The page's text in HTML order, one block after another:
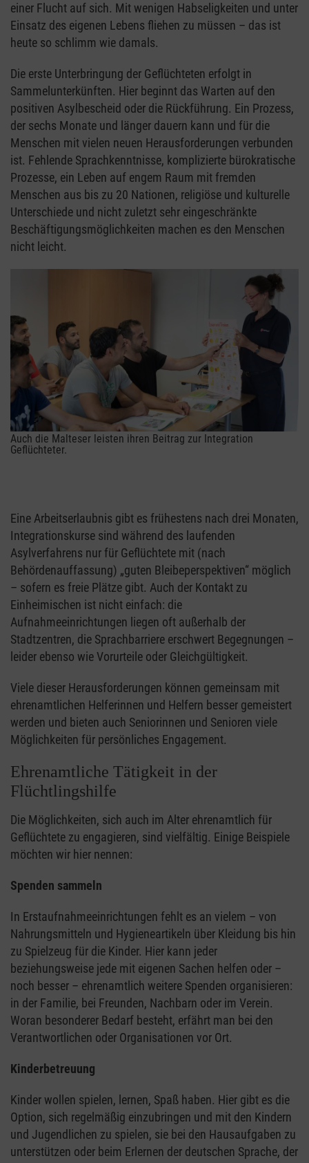
einer Flucht auf sich. Mit wenigen Habseligkeiten und unter
Einsatz des eigenen Lebens fliehen zu müssen – das ist
heute so schlimm wie damals.
Die erste Unterbringung der Geflüchteten erfolgt in
Sammelunterkünften. Hier beginnt das Warten auf den
positiven Asylbescheid oder die Rückführung. Ein Prozess,
der sechs Monate und länger dauern kann und für die
Menschen mit vielen neuen Herausforderungen verbunden
ist. Fehlende Sprachkenntnisse, komplizierte bürokratische
Prozesse, ein Leben auf engem Raum mit fremden
Menschen aus bis zu 20 Nationen, religiöse und kulturelle
Unterschiede und nicht zuletzt sehr eingeschränkte
Beschäftigungsmöglichkeiten machen es den Menschen
nicht leicht.
Auch die Malteser leisten ihren Beitrag zur Integration
Geflüchteter.
Eine Arbeitserlaubnis gibt es frühestens nach drei Monaten,
Integrationskurse sind während des laufenden
Asylverfahrens nur für Geflüchtete mit (nach
Behördenauffassung) „guten Bleibeperspektiven“ möglich
– sofern es freie Plätze gibt. Auch der Kontakt zu
Einheimischen ist nicht einfach: die
Aufnahmeeinrichtungen liegen oft außerhalb der
Stadtzentren, die Sprachbarriere erschwert Begegnungen –
leider ebenso wie Vorurteile oder Gleichgültigkeit.
Viele dieser Herausforderungen können gemeinsam mit
ehrenamtlichen Helferinnen und Helfern besser gemeistert
werden und bieten auch Seniorinnen und Senioren viele
Möglichkeiten für persönliches Engagement.
Ehrenamtliche Tätigkeit in der
Flüchtlingshilfe
Die Möglichkeiten, sich auch im Alter ehrenamtlich für
Geflüchtete zu engagieren, sind vielfältig. Einige Beispiele
möchten wir hier nennen:
Spenden sammeln
In Erstaufnahmeeinrichtungen fehlt es an vielem – von
Nahrungsmitteln und Hygieneartikeln über Kleidung bis hin
zu Spielzeug für die Kinder. Hier kann jeder
beziehungsweise jede mit eigenen Sachen helfen oder –
noch besser – ehrenamtlich weitere Spenden organisieren:
in der Familie, bei Freunden, Nachbarn oder im Verein.
Woran besonderer Bedarf besteht, erfährt man bei den
Verantwortlichen oder Organisationen vor Ort.
Kinderbetreuung
Kinder wollen spielen, lernen, Spaß haben. Hier gibt es die
Option, sich regelmäßig einzubringen und mit den Kindern
und Jugendlichen zu spielen, sie bei den Hausaufgaben zu
unterstützen oder beim Erlernen der deutschen Sprache, der